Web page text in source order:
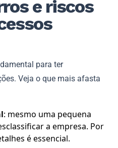
e riscos
para ter
Veja o que mais afasta
: mesmo uma pequena
a empresa. Por
é essencial.